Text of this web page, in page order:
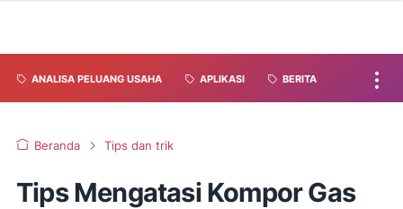
ANALISA PELUANG USAHA APLIKASI BERITA
Beranda Tips dan trik
Tips Mengatasi Kompor Gas